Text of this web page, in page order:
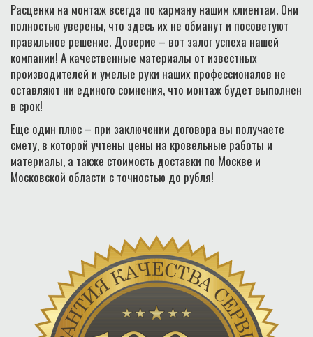
Расценки на монтаж всегда по карману нашим клиентам. Они
полностью уверены, что здесь их не обманут и посоветуют
правильное решение. Доверие – вот залог успеха нашей
компании! А качественные материалы от известных
производителей и умелые руки наших профессионалов не
оставляют ни единого сомнения, что монтаж будет выполнен
в срок!
Еще один плюс – при заключении договора вы получаете
смету, в которой учтены цены на кровельные работы и
материалы, а также стоимость доставки по Москве и
Московской области с точностью до рубля!